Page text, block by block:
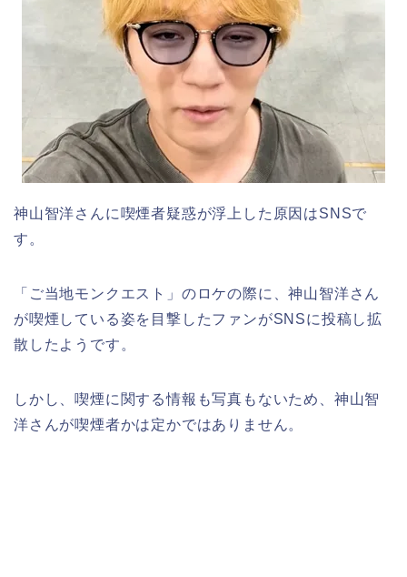
神山智洋さんに喫煙者疑惑が浮上した原因はSNSで
す。
「ご当地モンクエスト」のロケの際に、神山智洋さん
が喫煙している姿を目撃したファンがSNSに投稿し拡
散したようです。
しかし、喫煙に関する情報も写真もないため、神山智
洋さんが喫煙者かは定かではありません。